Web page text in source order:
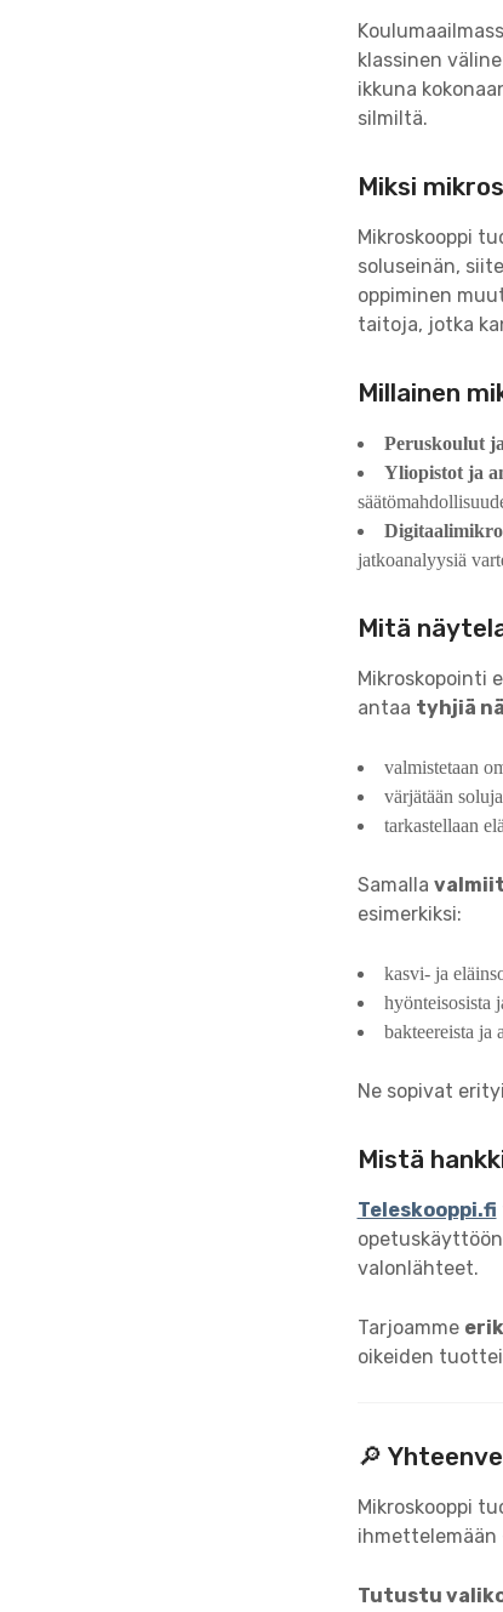
klassinen
ikkuna
silmiltä.
Miksi
Mikroskooppi
soluseinän,
oppiminen
taitoja, jotka
Millainen
Peruskoulut
Yliopistot ja
jatkoanalyysiä
Mitä
Mikroskopointi
antaa tyhjiä
valmistetaan
värjätään
tarkastellaan
Samalla
esimerkiksi:
kasvi- ja
hyönteisosista
bakteereista ja
Ne sopivat
Mistä
Teleskooppi.fi
valonlähteet.
Tarjoamme
oikeiden
🔎
Mikroskooppi
ihmettelemään
Tutustu